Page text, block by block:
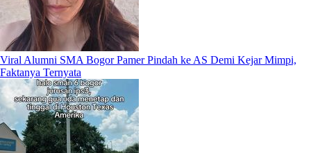
Viral Alumni SMA Bogor Pamer Pindah ke AS Demi Kejar Mimpi,
Faktanya Ternyata